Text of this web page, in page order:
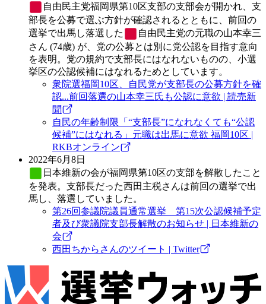
自由民主党福岡県第10区支部の支部会が開かれ、支
部長を公募で選ぶ方針が確認されるとともに、前回の
選挙で出馬し落選した
自由民主党の元職の山本幸三
さん (74歳) が、党の公募とは別に党公認を目指す意向
を表明。党の規約で支部長にはなれないものの、小選
挙区の公認候補にはなれるためとしています。
衆院選福岡10区、自民党が支部長の公募方針を確
認...前回落選の山本幸三氏も公認に意欲 | 読売新
聞
自民の年齢制限「“支部長”になれなくても“公認
候補”にはなれる」元職は出馬に意欲 福岡10区 |
RKBオンライン
2022年6月8日
日本維新の会が福岡県第10区の支部を解散したこと
を発表。支部長だった西田主税さんは前回の選挙で出
馬し、落選していました。
第26回参議院議員通常選挙 第15次公認候補予定
者及び衆議院支部長解散のお知らせ | 日本維新の
会
西田ちからさんのツイート | Twitter